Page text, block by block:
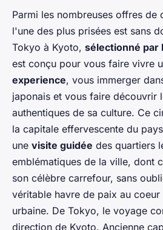
Parmi les nombreuses offres de
l'une des plus prisées est sans
Tokyo à Kyoto, sélectionné par
est conçu pour vous faire vivre
experience, vous immerger
japonais et vous faire découvrir
authentiques de sa culture. Ce
la capitale effervescente du
une visite guidée des quartiers
emblématiques de la ville, dont
son célèbre carrefour, sans
véritable havre de paix au
urbaine. De Tokyo, le voyage
direction de Kyoto. Ancienne